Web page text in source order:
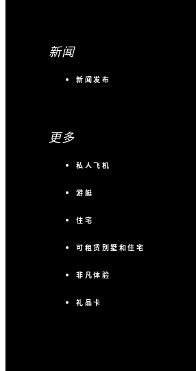
新闻
新闻发布
更多
私人飞机
游艇
住宅
可租赁别墅和住宅
非凡体验
礼品卡